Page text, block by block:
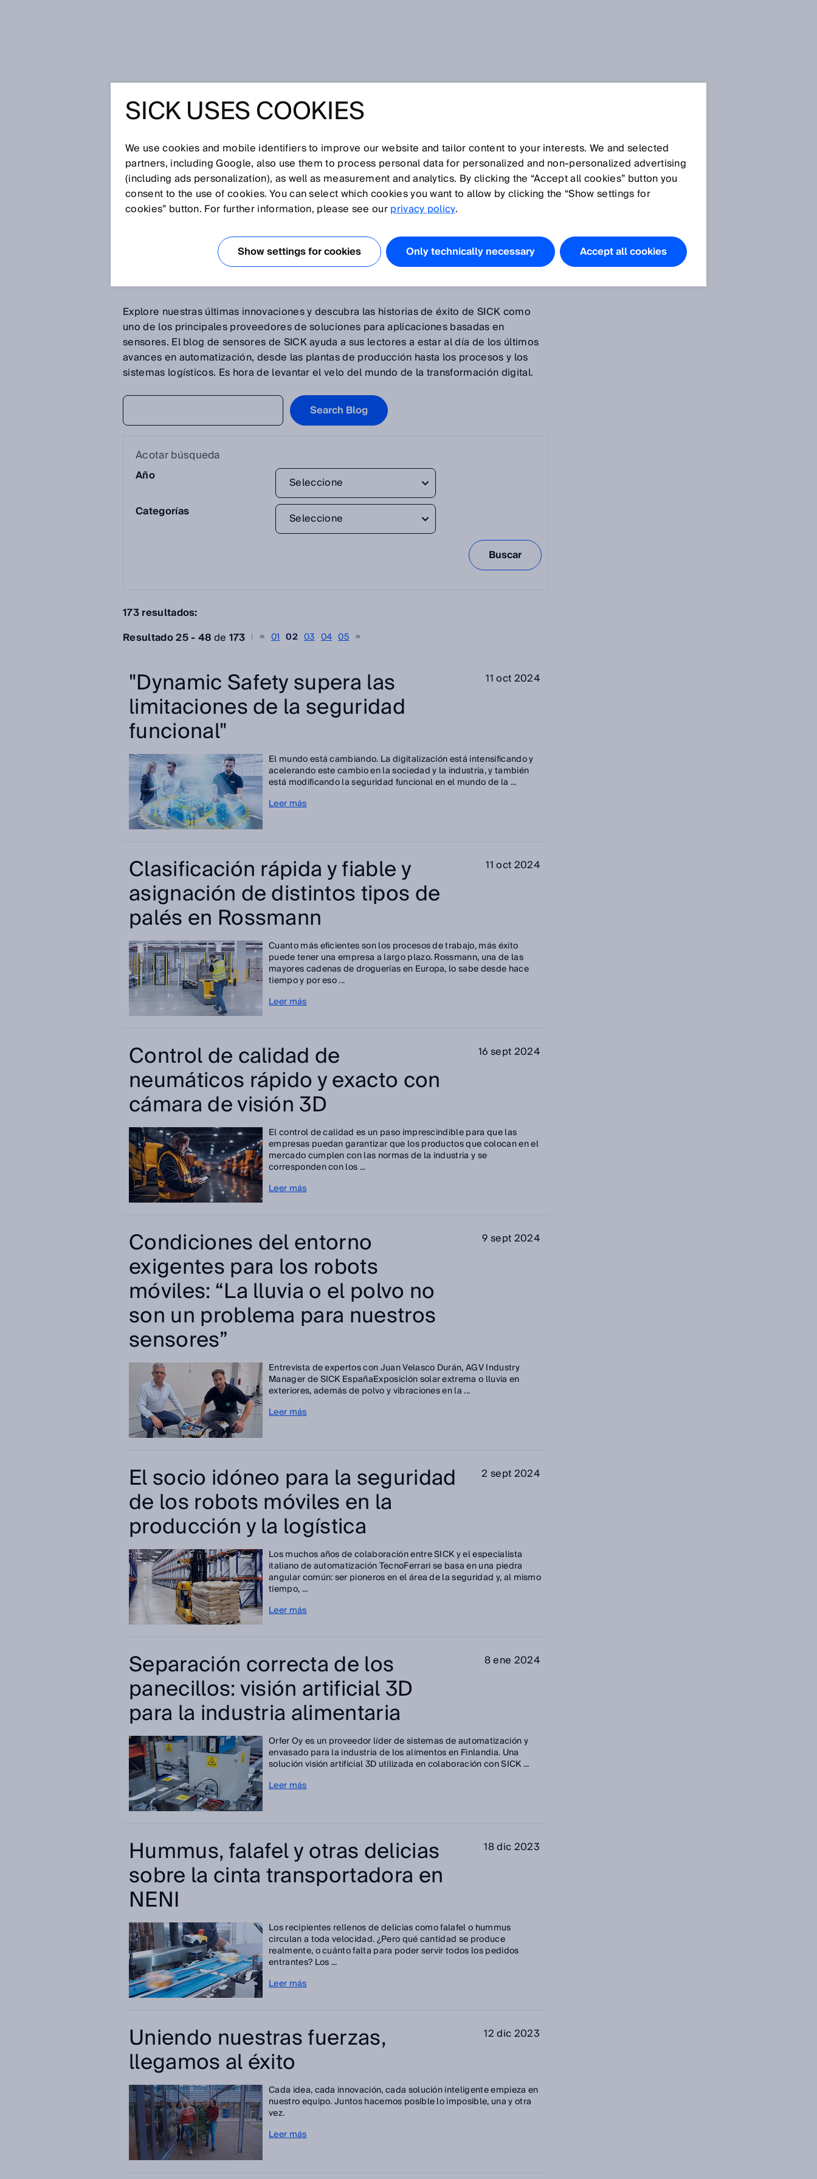
SICK SENSOR BLOG
Explore nuestras últimas innovaciones y descubra las historias de éxito de SICK como
uno de los principales proveedores de soluciones para aplicaciones basadas en
sensores. El blog de sensores de SICK ayuda a sus lectores a estar al día de los últimos
avances en automatización, desde las plantas de producción hasta los procesos y los
sistemas logísticos. Es hora de levantar el velo del mundo de la transformación digital.
Search Blog
Acotar búsqueda
Año
Seleccione
Categorías
Seleccione
Buscar
173 resultados:
Resultado 25 - 48de 173 01 02 03 04 05
"Dynamic Safety supera las
limitaciones de la seguridad
funcional"
11 oct 2024
El mundo está cambiando. La digitalización está intensificando y
acelerando este cambio en la sociedad y la industria, y también
está modificando la seguridad funcional en el mundo de la ...
Leer más
Clasificación rápida y fiable y
asignación de distintos tipos de
palés en Rossmann
11 oct 2024
Cuanto más eficientes son los procesos de trabajo, más éxito
puede tener una empresa a largo plazo. Rossmann, una de las
mayores cadenas de droguerías en Europa, lo sabe desde hace
tiempo y por eso ...
Leer más
Control de calidad de
neumáticos rápido y exacto con
cámara de visión 3D
16 sept 2024
El control de calidad es un paso imprescindible para que las
empresas puedan garantizar que los productos que colocan en el
mercado cumplen con las normas de la industria y se
corresponden con los ...
Leer más
Condiciones del entorno
exigentes para los robots
móviles: “La lluvia o el polvo no
son un problema para nuestros
sensores”
9 sept 2024
Entrevista de expertos con Juan Velasco Durán, AGV Industry
Manager de SICK EspañaExposición solar extrema o lluvia en
exteriores, además de polvo y vibraciones en la ...
Leer más
El socio idóneo para la seguridad
de los robots móviles en la
producción y la logística
2 sept 2024
Los muchos años de colaboración entre SICK y el especialista
italiano de automatización TecnoFerrari se basa en una piedra
angular común: ser pioneros en el área de la seguridad y, al mismo
tiempo, ...
Leer más
Separación correcta de los
panecillos: visión artificial 3D
para la industria alimentaria
8 ene 2024
Orfer Oy es un proveedor líder de sistemas de automatización y
envasado para la industria de los alimentos en Finlandia. Una
solución visión artificial 3D utilizada en colaboración con SICK ...
Leer más
Hummus, falafel y otras delicias
sobre la cinta transportadora en
NENI
18 dic 2023
Los recipientes rellenos de delicias como falafel o hummus
circulan a toda velocidad. ¿Pero qué cantidad se produce
realmente, o cuánto falta para poder servir todos los pedidos
entrantes? Los ...
Leer más
Uniendo nuestras fuerzas,
llegamos al éxito
12 dic 2023
Cada idea, cada innovación, cada solución inteligente empieza en
nuestro equipo. Juntos hacemos posible lo imposible, una y otra
vez.
Leer más
SICK USES COOKIES
We use cookies and mobile identifiers to improve our website and tailor content to your interests. We and selected
partners, including Google, also use them to process personal data for personalized and non‑personalized advertising
(including ads personalization), as well as measurement and analytics. By clicking the “Accept all cookies” button you
consent to the use of cookies. You can select which cookies you want to allow by clicking the “Show settings for
cookies” button. For further information, please see ourprivacy policy.
Show settings for cookies Only technically necessary Accept all cookies